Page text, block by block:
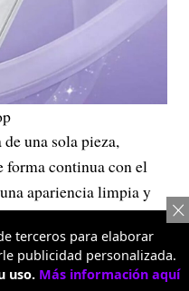
una sola pieza,
forma continua con el
apariencia limpia y
pantalla compacta de
uso cómodo con una
terceros para elaborar
publicidad personalizada.
uso. Más información aquí